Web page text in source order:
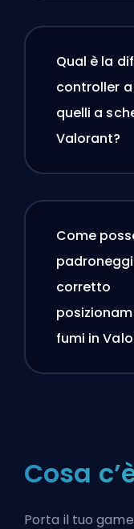
Qual è la
controller
quelli a
Valorant?
Come
corretto
fumi in
Cosa
Porta il tuo